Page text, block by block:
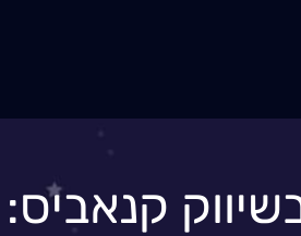
קנאביס: